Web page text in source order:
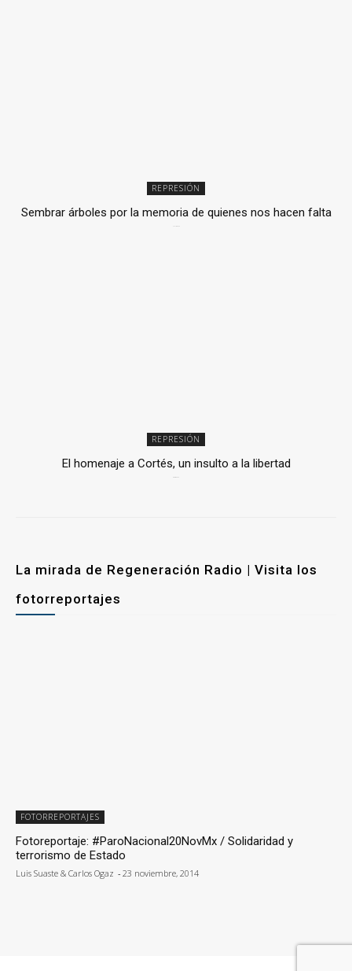
REPRESIÓN
Sembrar árboles por la memoria de quienes nos hacen falta
REPRESIÓN
El homenaje a Cortés, un insulto a la libertad
La mirada de Regeneración Radio | Visita los
fotorreportajes
FOTORREPORTAJES
Fotoreportaje: #ParoNacional20NovMx / Solidaridad y
terrorismo de Estado
Luis Suaste & Carlos Ogaz - 23 noviembre, 2014